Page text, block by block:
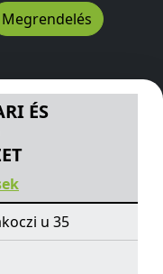
Megrendelés
KISSZÖVETKEZET
ÉS
u 35